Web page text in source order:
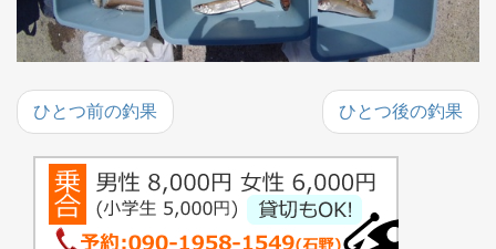
ひとつ前の釣果 ひとつ後の釣果